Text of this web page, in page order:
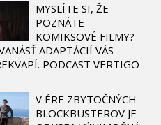
MYSLÍTE SI, ŽE
POZNÁTE
KOMIKSOVÉ FILMY?
ADAPTÁCIÍ VÁS
PODCAST VERTIGO
V ÉRE ZBYTOČNÝCH
BLOCKBUSTEROV JE